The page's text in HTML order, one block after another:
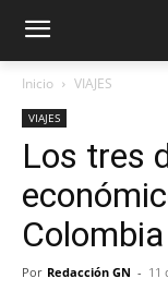
Inicio VIAJES
VIAJES
Los tres
Colombia
Por Redacción GN - 11